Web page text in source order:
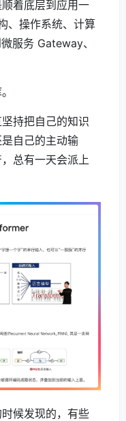
着底层到应用一
、操作系统、计算
服务 Gateway、
持把自己的知识
自己的主动输
总有一天会派上
时候发现的，有些